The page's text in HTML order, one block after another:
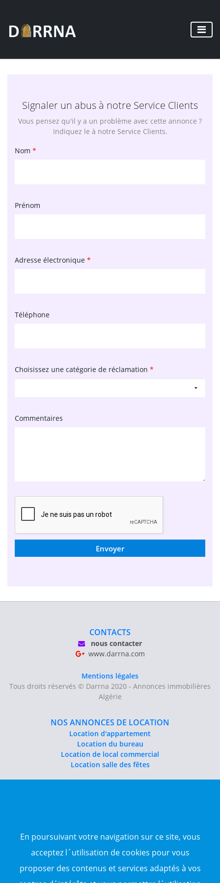
Signaler un abus à notre Service Clients
Vous pensez qu'il y a un problème avec cette annonce ?
Indiquez le à notre Service Clients.
Nom *
Prénom
Adresse électronique *
Téléphone
Choisissez une catégorie de réclamation *
Commentaires
Envoyer
En poursuivant votre navigation sur ce site, vous
acceptez l´utilisation de cookies pour vous
proposer des contenus et services adaptés à vos
CONTACTS
nous contacter
www.darrna.com
Mentions légales
Tous droits réservés © Darrna 2020 - Annonces immobilières
Algérie
NOS ANNONCES DE LOCATION
Location d'appartement
Location du bureau
Location de local commercial
Location salle des fêtes
Sitemap
TOP WILAYA
Annonce à 16-Alger
Annonce à 23-Annaba